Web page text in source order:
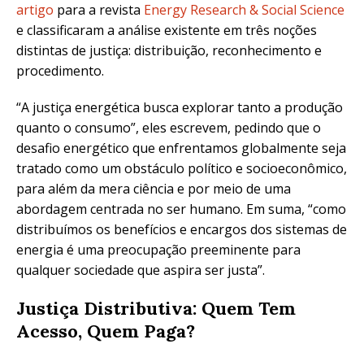
artigo para a revista Energy Research & Social Science
e classificaram a análise existente em três noções
distintas de justiça: distribuição, reconhecimento e
procedimento.
“A justiça energética busca explorar tanto a produção
quanto o consumo”, eles escrevem, pedindo que o
desafio energético que enfrentamos globalmente seja
tratado como um obstáculo político e socioeconômico,
para além da mera ciência e por meio de uma
abordagem centrada no ser humano. Em suma, “como
distribuímos os benefícios e encargos dos sistemas de
energia é uma preocupação preeminente para
qualquer sociedade que aspira ser justa”.
Justiça Distributiva: Quem Tem
Acesso, Quem Paga?